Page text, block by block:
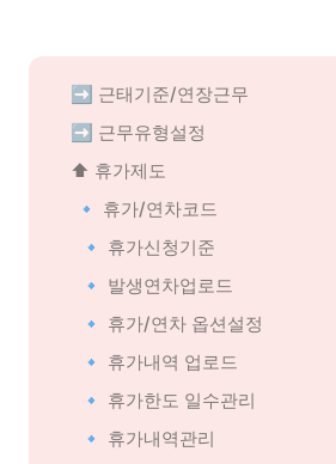
➡️ 근태기준/연장근무
➡️ 근무유형설정
⬆️ 휴가제도
🔹 휴가/연차코드
   🔹 휴가신청기준
   🔹 발생연차업로드
   🔹 휴가/연차 옵션설정
   🔹 휴가내역 업로드
   🔹 휴가한도 일수관리
   🔹 휴가내역관리